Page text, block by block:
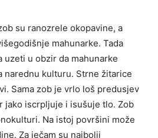
su ranozrele okopavine, a
mahunarke. Tada
u obzir da mahunarke
narednu kulturu. Strne žitarice
Sama zob je vrlo loš predusjev
jako iscrpljuje i isušuje tlo. Zob
Na istoj površini može
Za ječam su najbolji